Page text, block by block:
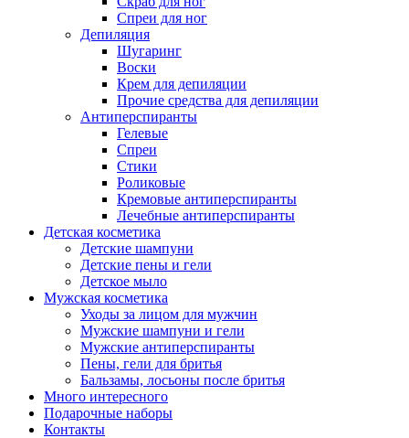
Спреи для ног
Депиляция
Шугаринг
Воски
Крем для депиляции
Прочие средства для депиляции
Антиперспиранты
Гелевые
Спреи
Стики
Роликовые
Кремовые антиперспиранты
Лечебные антиперспиранты
Детская косметика
Детские шампуни
Детские пены и гели
Детское мыло
Мужская косметика
Уходы за лицом для мужчин
Мужские шампуни и гели
Мужские антиперспиранты
Пены, гели для бритья
Бальзамы, лосьоны после бритья
Много интересного
Подарочные наборы
Контакты